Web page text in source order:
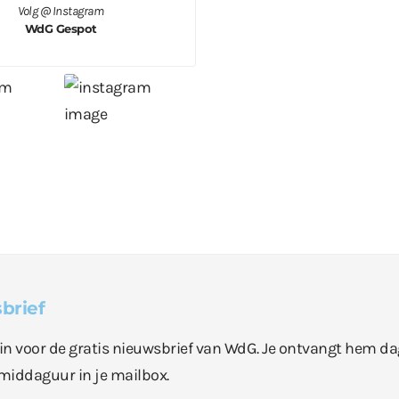
Volg @ Instagram
WdG Gespot
voor de gratis nieuwsbrief van WdG. Je ontvangt hem
in je mailbox.